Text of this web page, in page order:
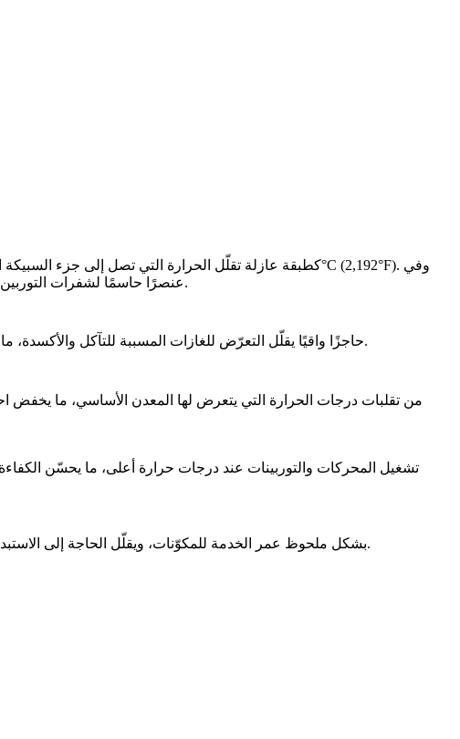
مجال الطيران مثلًا، يُعد TBC عنصرًا حاسمًا لشفرات التوربين، وغرف الاحتراق، وما بعد الحارق، لضمان التشغيل الآمن عند درجات حرارة مرتفعة.
تؤدي البيئات عالية الحرارة غالبًا إلى الأكسدة والتآكل، مما يضعف السبيكة الفائقة. ينشئ TBC حاجزًا واقيًا يقلّل التعرّض للغازات المسببة للتآكل والأكسدة، ما يطيل عمر المكوّن.
من خلال حماية جزء السبيكة الفائقة من الحرارة الشديدة والتآكل، يُطيل TBC بشكل ملحوظ عمر الخدمة للمكوّنات، ويقلّل الحاجة إلى الاستبدال المتكرر ويخفض تكاليف الصيانة.